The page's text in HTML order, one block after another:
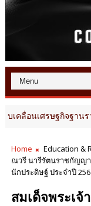
จฐานราก จัดมหกรร
Home Education &
ณวรี นารีรัตนราชกัญญา
นักประดิษฐ์ ประจำปี
สมเด็จพระเจ้